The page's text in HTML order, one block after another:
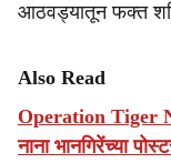
आठवड्यातून फक्त
Also Read
Operation Tiger
नाना भानगिरेंच्या